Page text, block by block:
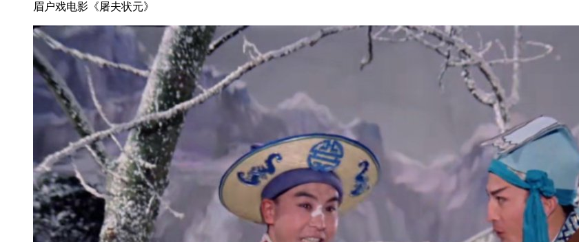
眉户戏电影《屠夫状元》